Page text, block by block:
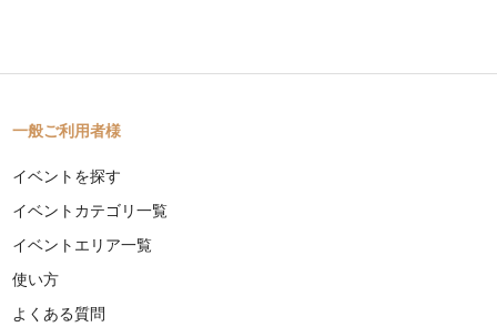
一般ご利用者様
イベントを探す
イベントカテゴリ一覧
イベントエリア一覧
使い方
よくある質問